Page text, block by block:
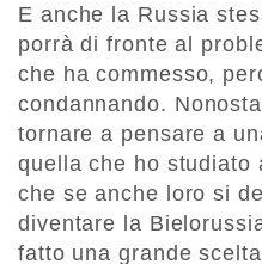
E anche la Russia
porrà di fronte al
che ha commesso,
condannando.
tornare a pensare a
quella che ho studiato
che se anche loro si
diventare la
fatto una grande